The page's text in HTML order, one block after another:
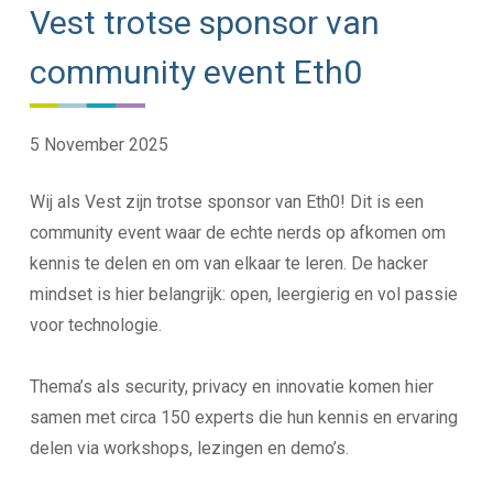
Vest trotse sponsor van
community event Eth0
5 November 2025
Wij als Vest zijn trotse sponsor van Eth0! Dit is een
community event waar de echte nerds op afkomen om
kennis te delen en om van elkaar te leren. De hacker
mindset is hier belangrijk: open, leergierig en vol passie
voor technologie.
Thema’s als security, privacy en innovatie komen hier
samen met circa 150 experts die hun kennis en ervaring
delen via workshops, lezingen en demo’s.